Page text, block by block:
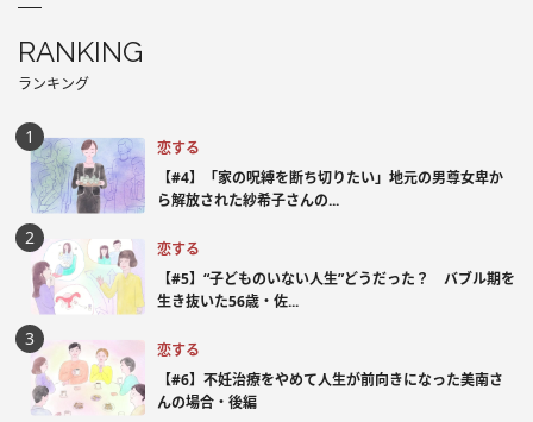
RANKING
ランキング
恋する
【#4】「家の呪縛を断ち切りたい」地元の男尊女卑か
ら解放された紗希子さんの...
恋する
【#5】“子どものいない人生”どうだった？ バブル期を
生き抜いた56歳・佐...
恋する
【#6】不妊治療をやめて人生が前向きになった美南さ
んの場合・後編